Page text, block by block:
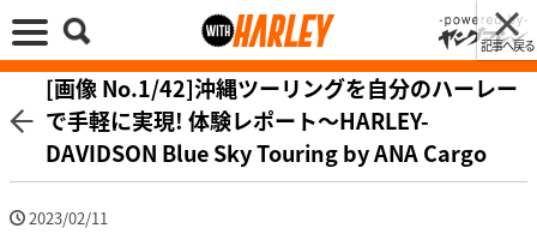
記事へ戻る
[画像 No.1/42]沖縄ツーリングを自分のハーレー
で手軽に実現! 体験レポート〜HARLEY-
DAVIDSON Blue Sky Touring by ANA Cargo
2023/02/11